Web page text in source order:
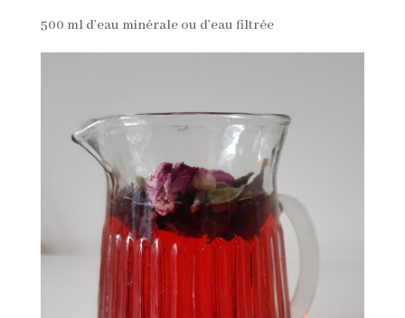
500 ml d’eau minérale ou d’eau filtrée